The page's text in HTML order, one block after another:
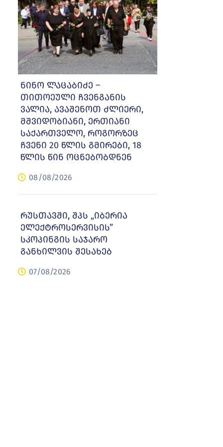
ნინო ლაცაბიძე –
თითოეული ჩვენგანის
ვალია, ავაშენოთ ძლიერი,
მშვიდობიანი, ერთიანი
საქართველო, როგორზეც
ჩვენი 20 წლის გმირები, 18
წლის წინ ოცნებობდნენ
08/08/2026
რუსთავში, შპს „იბერია
ელექტროსერვისის”
სკოპინგის საჯარო
განხილვის შესახებ
07/08/2026